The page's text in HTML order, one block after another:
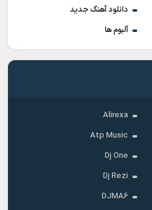
دانلود آهنگ جدید
آلبوم ها
Alirexa
Atp Music
Dj One
Dj Rezi
DJMA6